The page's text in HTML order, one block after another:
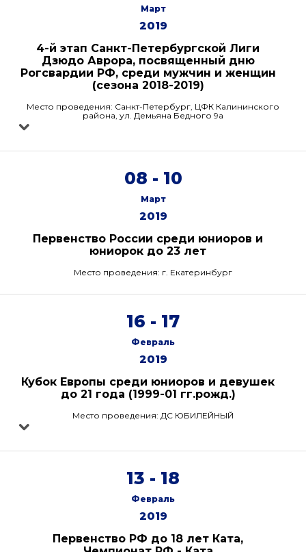
Март
2019
4-й этап Санкт-Петербургской Лиги
Дзюдо Аврора, посвященный дню
Рогсвардии РФ, среди мужчин и женщин
(сезона 2018-2019)
Место проведения: Санкт-Петербург, ЦФК Калининского
района, ул. Демьяна Бедного 9а
08 - 10
Март
2019
Первенство России среди юниоров и
юниорок до 23 лет
Место проведения: г. Екатеринбург
16 - 17
Февраль
2019
Кубок Европы среди юниоров и девушек
до 21 года (1999-01 гг.рожд.)
Место проведения: ДС ЮБИЛЕЙНЫЙ
13 - 18
Февраль
2019
Первенство РФ до 18 лет Ката,